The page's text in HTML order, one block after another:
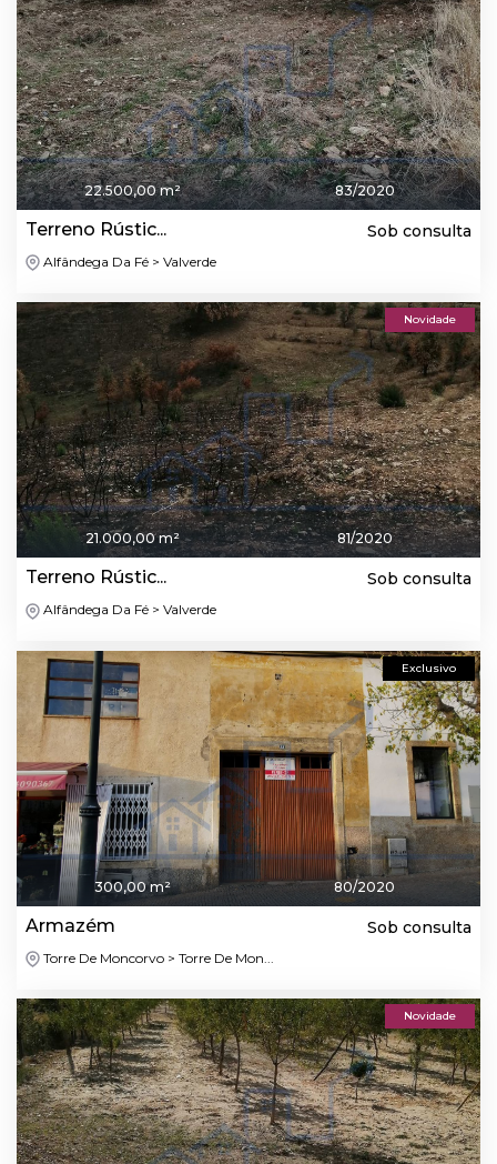
22.500,00 m² 83/2020
Terreno Rústic... Sob consulta
Alfândega Da Fé > Valverde
Novidade
21.000,00 m² 81/2020
Terreno Rústic... Sob consulta
Alfândega Da Fé > Valverde
Exclusivo
300,00 m² 80/2020
Armazém Sob consulta
Torre De Moncorvo > Torre De Mon...
Novidade